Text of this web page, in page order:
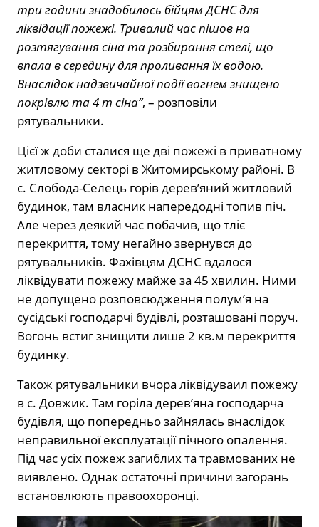
три години знадобилось бійцям ДСНС для
ліквідації пожежі. Тривалий час пішов на
розтягування сіна та розбирання стелі, що
впала в середину для проливання їх водою.
Внаслідок надзвичайної події вогнем знищено
покрівлю та 4 т сіна”, – розповіли
рятувальники.
Цієї ж доби сталися ще дві пожежі в приватному
житловому секторі в Житомирському районі. В
с. Слобода-Селець горів дерев’яний житловий
будинок, там власник напередодні топив піч.
Але через деякий час побачив, що тліє
перекриття, тому негайно звернувся до
рятувальників. Фахівцям ДСНС вдалося
ліквідувати пожежу майже за 45 хвилин. Ними
не допущено розповсюдження полум’я на
сусідські господарчі будівлі, розташовані поруч.
Вогонь встиг знищити лише 2 кв.м перекриття
будинку.
Також рятувальники вчора ліквідуваил пожежу
в с. Довжик. Там горіла дерев’яна господарча
будівля, що попередньо зайнялась внаслідок
неправильної експлуатації пічного опалення.
Під час усіх пожеж загиблих та травмованих не
виявлено. Однак остаточні причини загорань
встановлюють правоохоронці.